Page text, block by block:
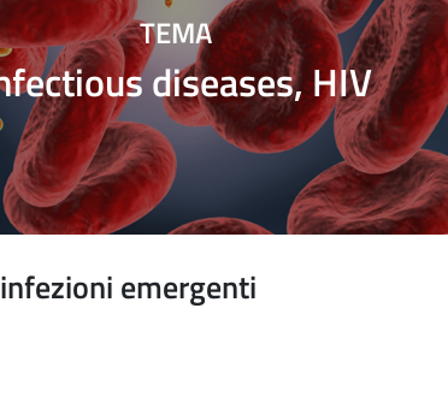
TEMA
diseases, HIV
emergenti